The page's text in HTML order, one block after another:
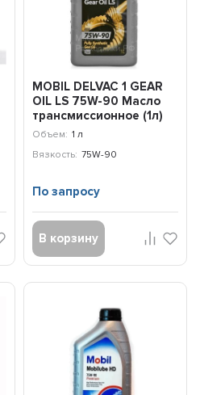
MOBIL DELVAC 1 GEAR
OIL LS 75W-90 Масло
трансмиссионное (1л)
153469
Объем: 1 л
Вязкость: 75W-90
По запросу
В корзину